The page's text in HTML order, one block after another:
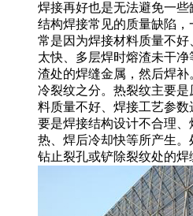
焊接再好也是无法避免一
结构焊接常见的质量缺陷
常是因为焊接材料质量不
太快、多层焊时熔渣未干
渣处的焊缝金属，然后焊
冷裂纹之分。热裂纹主要
料质量不好、焊接工艺参
要是焊接结构设计不合理
热、焊后冷却快等所产生
钻止裂孔或铲除裂纹处的焊